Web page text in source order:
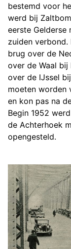
bestemd voor
werd bij
eerste Gelderse
zuiden
brug over de
over de Waal bij
over de IJssel
moeten worden
en kon pas na
Begin 1952
de Achterhoek
opengesteld.